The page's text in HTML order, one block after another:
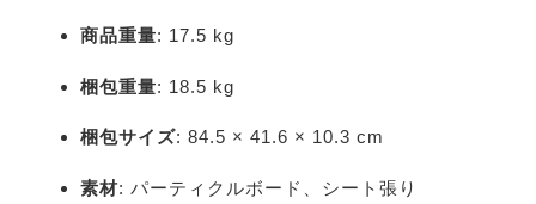
商品重量: 17.5 kg
梱包重量: 18.5 kg
梱包サイズ: 84.5 × 41.6 × 10.3 cm
素材: パーティクルボード、シート張り